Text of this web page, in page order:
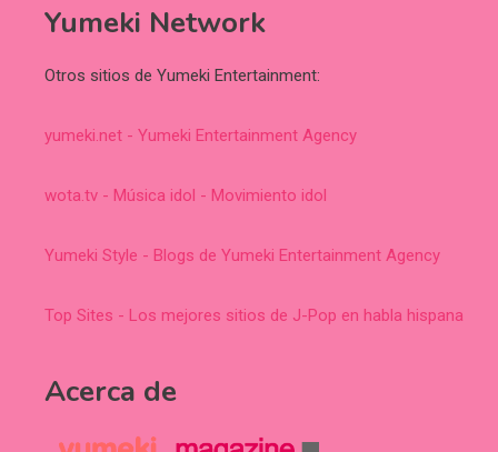
Yumeki Network
Otros sitios de Yumeki Entertainment:
yumeki.net - Yumeki Entertainment Agency
wota.tv - Música idol - Movimiento idol
Yumeki Style - Blogs de Yumeki Entertainment Agency
Top Sites - Los mejores sitios de J-Pop en habla hispana
Acerca de